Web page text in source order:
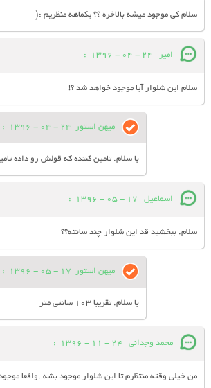
سلام کی موجود میشه بالاخره ؟؟ یکماهه منظریم :(
امیر 24 - 04 - 1396
:
سلام این شلوار آیا موجود خواهد شد ؟!
میهن استور 24 - 04 - 1396
:
با سلام. تامین کننده که قولش رو داده
اسماعیل 17 - 05 - 1396
:
سلام. ببخشید قد این شلوار چند سانته؟؟
میهن استور 17 - 05 - 1396
:
با سلام. تقریبا 103 سانتی متر
محمد وجدانی 24 - 11 - 1396
:
من خیلی وقته منتظرم تا این شلوار موجود بشه .واقعا